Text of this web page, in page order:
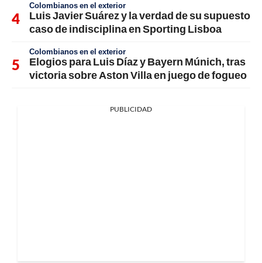
Colombianos en el exterior
Luis Javier Suárez y la verdad de su supuesto
caso de indisciplina en Sporting Lisboa
Colombianos en el exterior
Elogios para Luis Díaz y Bayern Múnich, tras
victoria sobre Aston Villa en juego de fogueo
PUBLICIDAD